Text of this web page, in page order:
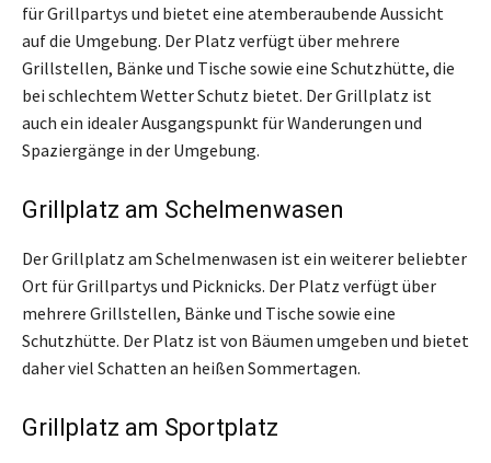
für Grillpartys und bietet eine atemberaubende Aussicht
auf die Umgebung. Der Platz verfügt über mehrere
Grillstellen, Bänke und Tische sowie eine Schutzhütte, die
bei schlechtem Wetter Schutz bietet. Der Grillplatz ist
auch ein idealer Ausgangspunkt für Wanderungen und
Spaziergänge in der Umgebung.
Grillplatz am Schelmenwasen
Der Grillplatz am Schelmenwasen ist ein weiterer beliebter
Ort für Grillpartys und Picknicks. Der Platz verfügt über
mehrere Grillstellen, Bänke und Tische sowie eine
Schutzhütte. Der Platz ist von Bäumen umgeben und bietet
daher viel Schatten an heißen Sommertagen.
Grillplatz am Sportplatz